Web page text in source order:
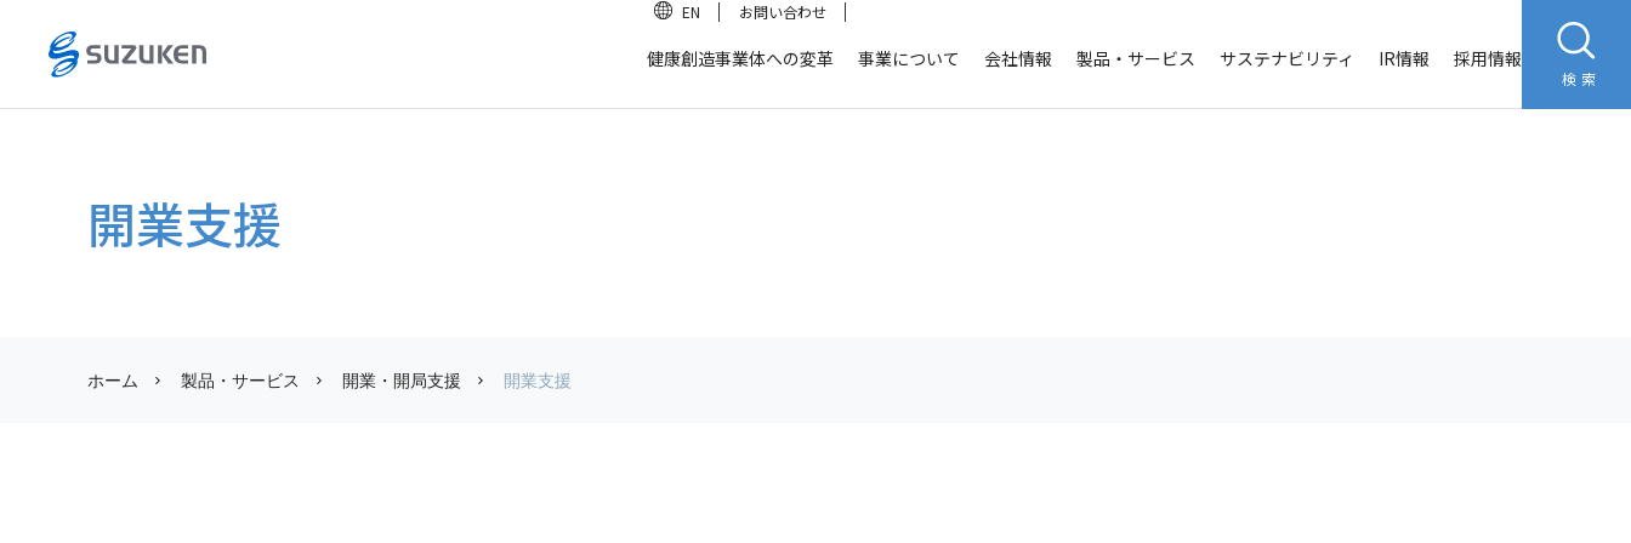
健康創造事業体への変革 事業について 会社情報 製品・サービス サステナビリティ IR情報 採用情報
EN お問い合わせ
検索
開業支援
ホーム 製品・サービス 開業・開局支援 開業支援